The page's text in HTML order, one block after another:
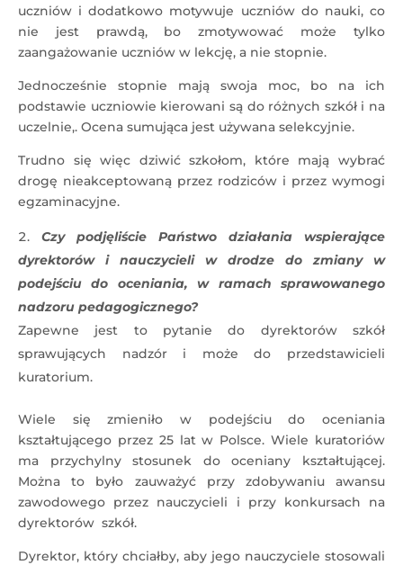
uczniów i dodatkowo motywuje uczniów do nauki, co
nie jest prawdą, bo zmotywować może tylko
zaangażowanie uczniów w lekcję, a nie stopnie.
Jednocześnie stopnie mają swoja moc, bo na ich
podstawie uczniowie kierowani są do różnych szkół i na
uczelnie,. Ocena sumująca jest używana selekcyjnie.
Trudno się więc dziwić szkołom, które mają wybrać
drogę nieakceptowaną przez rodziców i przez wymogi
egzaminacyjne.
Czy podjęliście Państwo działania wspierające
dyrektorów i nauczycieli w drodze do zmiany w
podejściu do oceniania, w ramach sprawowanego
nadzoru pedagogicznego?
Zapewne jest to pytanie do dyrektorów szkół
sprawujących nadzór i może do przedstawicieli
kuratorium.
Wiele się zmieniło w podejściu do oceniania
kształtującego przez 25 lat w Polsce. Wiele kuratoriów
ma przychylny stosunek do oceniany kształtującej.
Można to było zauważyć przy zdobywaniu awansu
zawodowego przez nauczycieli i przy konkursach na
dyrektorów szkół.
Dyrektor, który chciałby, aby jego nauczyciele stosowali